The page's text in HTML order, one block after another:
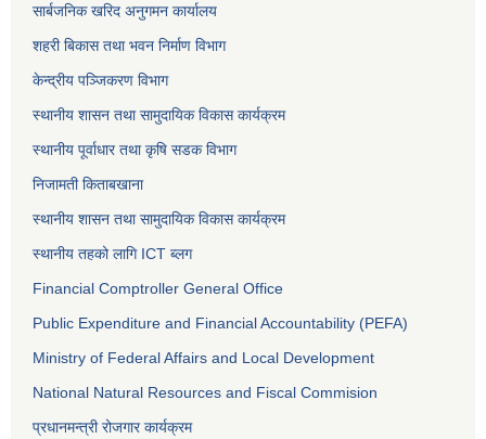
सार्बजनिक खरिद अनुगमन कार्यालय
शहरी बिकास तथा भवन निर्माण विभाग
केन्द्रीय पञ्जिकरण विभाग
स्थानीय शासन तथा सामुदायिक विकास कार्यक्रम
स्थानीय पूर्वाधार तथा कृषि सडक विभाग
निजामती किताबखाना
स्थानीय शासन तथा सामुदायिक विकास कार्यक्रम
स्थानीय तहको लागि ICT ब्लग
Financial Comptroller General Office
Public Expenditure and Financial Accountability (PEFA)
Ministry of Federal Affairs and Local Development
National Natural Resources and Fiscal Commision
प्रधानमन्त्री रोजगार कार्यक्रम